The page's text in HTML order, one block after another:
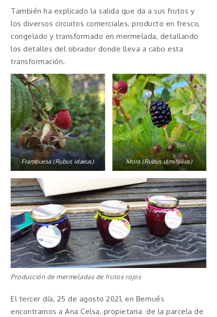
También ha explicado la salida que da a sus frutos y
los diversos circuitos comerciales, producto en fresco,
congelado y transformado en mermelada, detallando
los detalles del obrador donde lleva a cabo esta
transformación.
Frambuesa (Rubus idaeus) Mora (Rubus ulmifolius)
Producción de mermeladas de frutos rojos
El tercer día, 25 de agosto 2021, en Bernués
encontramos a Ana Celsa, propietaria de la parcela de